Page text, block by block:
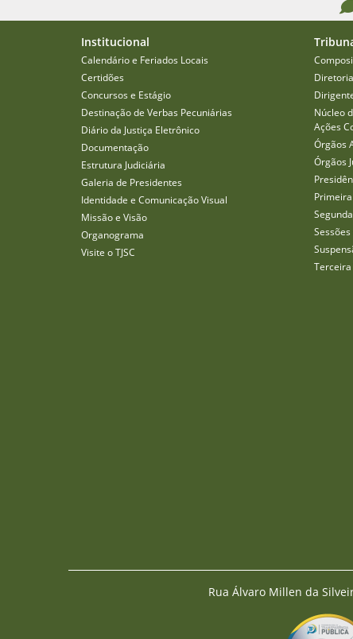
Institucional
Calendário e Feriados Locais
Certidões
Concursos e Estágio
Destinação de Verbas Pecuniárias
Diário da Justiça Eletrônico
Documentação
Estrutura Judiciária
Galeria de Presidentes
Identidade e Comunicação Visual
Missão e Visão
Organograma
Visite o TJSC
Núcleo
Ações
Órgãos
Órgãos
Terceira
Rua Álvaro Millen da